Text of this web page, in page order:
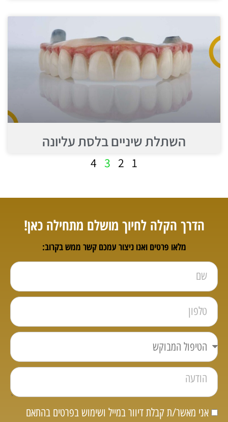
השתלת שיניים בלסת עליונה
1
2
3
4
הדרך הקלה לחיוך מושלם מתחילה כאן!
מלאו פרטים ואנו ניצור עמכם קשר ממש בקרוב:
אני מאשר/ת קבלת דיוור במייל ושימוש בפרטים בהתאם